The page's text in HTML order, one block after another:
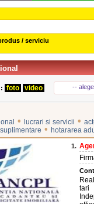
/ serviciu
foto video --
• lucrari si servicii •
• hotararea
1.
tari